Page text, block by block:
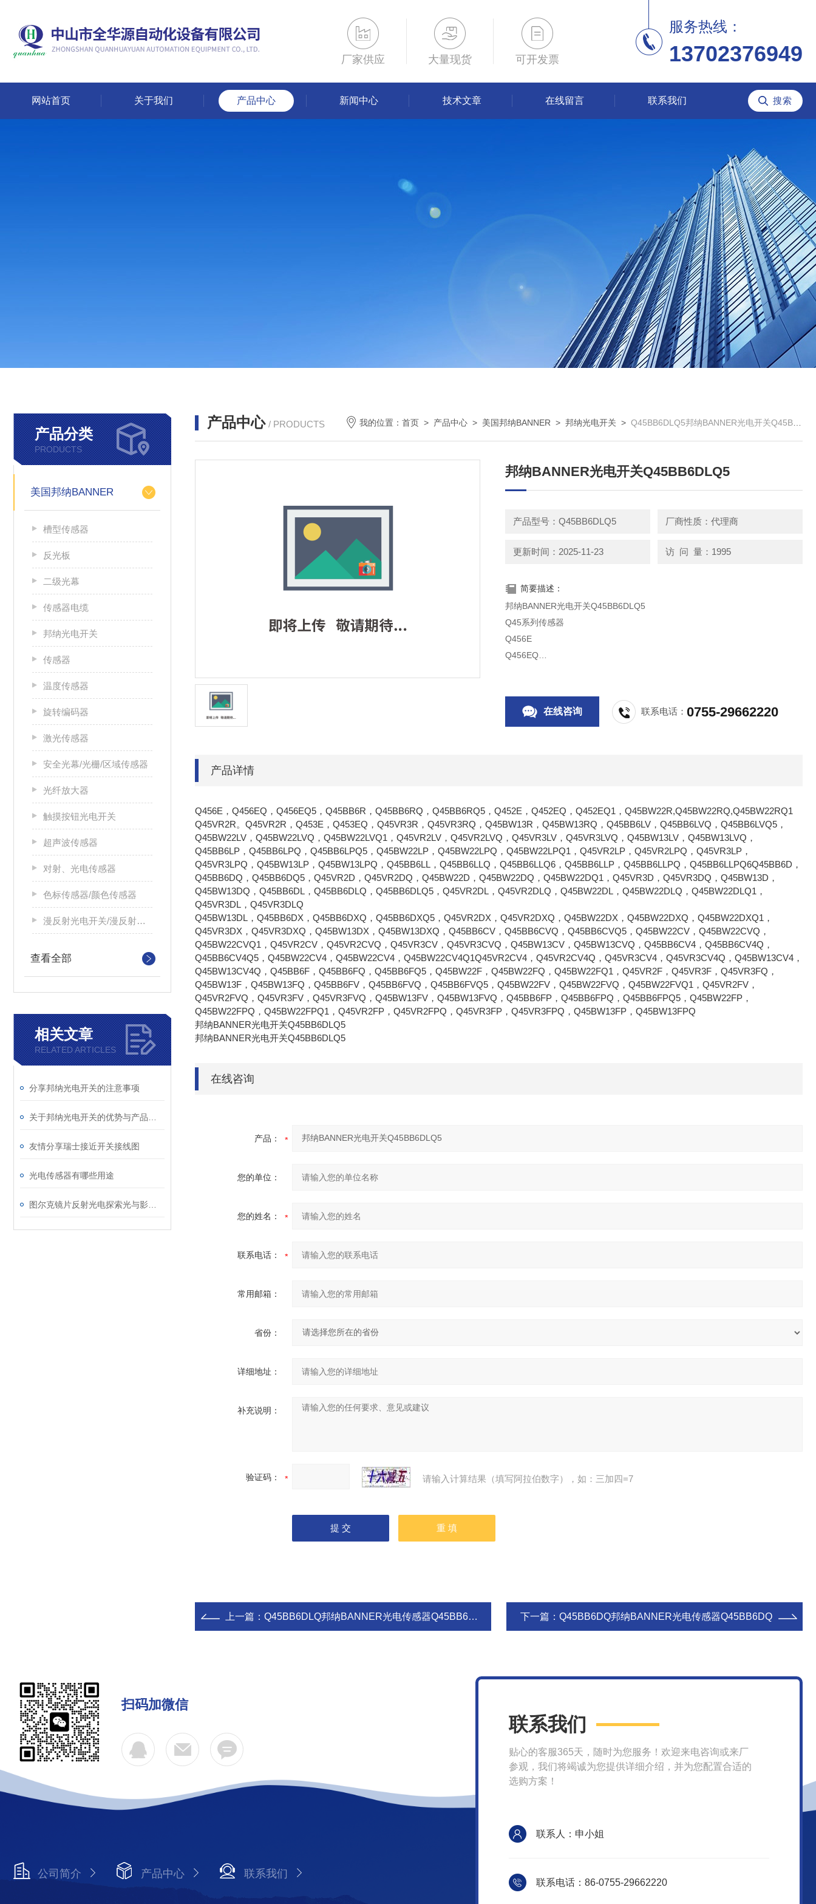
厂家供应 大量现货 可开发票
服务热线：
13702376949
网站首页 关于我们 产品中心 新闻中心 技术文章 在线留言 联系我们
产品分类
PRODUCTS
美国邦纳BANNER
槽型传感器
反光板
二级光幕
传感器电缆
邦纳光电开关
传感器
温度传感器
旋转编码器
激光传感器
安全光幕/光栅/区域传感器
光纤放大器
触摸按钮光电开关
超声波传感器
对射、光电传感器
色标传感器/颜色传感器
漫反射光电开关/漫反射光电传感器
查看全部
相关文章
RELATED ARTICLES
分享邦纳光电开关的注意事项
友情分享瑞士接近开关接线图
光电传感器有哪些用途
产品中心 / PRODUCTS 我的位置：首页 > 产品中心 > 美国邦纳BANNER >邦纳光电开关 >Q45BB6DLQ5邦纳BANNER光电开关Q45BB6DLQ5
邦纳BANNER光电开关Q45BB6DLQ5
产品型号：Q45BB6DLQ5 厂商性质：代理商
更新时间：2025-11-23 访 问 量：1995
简要描述：
邦纳BANNER光电开关Q45BB6DLQ5
Q45系列传感器
Q456E
Q456EQ
Q45BB6RQ
Q45BB6RQ5
Q45BW22R
Q45BW22RQ
Q45BW22RQ1
Q453E
Q453EQ
Q45VR3RQ
在线咨询 联系电话：0755-29662220
产品详情
Q456E，Q456EQ，Q456EQ5，Q45BB6R，Q45BB6RQ，Q45BB6RQ5，Q452E，Q452EQ，Q452EQ1，Q45BW22R,Q45BW22RQ,Q45BW22RQ1
Q45VR2R。Q45VR2R，Q453E，Q453EQ，Q45VR3R，Q45VR3RQ，Q45BW13R，Q45BW13RQ，Q45BB6LV，Q45BB6LVQ，Q45BB6LVQ5，
Q45BW22LV，Q45BW22LVQ，Q45BW22LVQ1，Q45VR2LV，Q45VR2LVQ，Q45VR3LV，Q45VR3LVQ，Q45BW13LV，Q45BW13LVQ，
Q45BB6LP，Q45BB6LPQ，Q45BB6LPQ5，Q45BW22LP，Q45BW22LPQ，Q45BW22LPQ1，Q45VR2LP，Q45VR2LPQ，Q45VR3LP，
Q45VR3LPQ，Q45BW13LP，Q45BW13LPQ，Q45BB6LL，Q45BB6LLQ，Q45BB6LLQ6，Q45BB6LLP，Q45BB6LLPQ，Q45BB6LLPQ6Q45BB6D，
Q45BB6DQ，Q45BB6DQ5，Q45VR2D，Q45VR2DQ，Q45BW22D，Q45BW22DQ，Q45BW22DQ1，Q45VR3D，Q45VR3DQ，Q45BW13D，
Q45BW13DQ，Q45BB6DL，Q45BB6DLQ，Q45BB6DLQ5，Q45VR2DL，Q45VR2DLQ，Q45BW22DL，Q45BW22DLQ，Q45BW22DLQ1，
Q45VR3DL，Q45VR3DLQ
Q45BW13DL，Q45BB6DX，Q45BB6DXQ，Q45BB6DXQ5，Q45VR2DX，Q45VR2DXQ，Q45BW22DX，Q45BW22DXQ，Q45BW22DXQ1，
Q45VR3DX，Q45VR3DXQ，Q45BW13DX，Q45BW13DXQ，Q45BB6CV，Q45BB6CVQ，Q45BB6CVQ5，Q45BW22CV，Q45BW22CVQ，
Q45BW22CVQ1，Q45VR2CV，Q45VR2CVQ，Q45VR3CV，Q45VR3CVQ，Q45BW13CV，Q45BW13CVQ，Q45BB6CV4，Q45BB6CV4Q，
Q45BB6CV4Q5，Q45BW22CV4，Q45BW22CV4，Q45BW22CV4Q1Q45VR2CV4，Q45VR2CV4Q，Q45VR3CV4，Q45VR3CV4Q，Q45BW13CV4，
Q45BW13CV4Q，Q45BB6F，Q45BB6FQ，Q45BB6FQ5，Q45BW22F，Q45BW22FQ，Q45BW22FQ1，Q45VR2F，Q45VR3F，Q45VR3FQ，
Q45BW13F，Q45BW13FQ，Q45BB6FV，Q45BB6FVQ，Q45BB6FVQ5，Q45BW22FV，Q45BW22FVQ，Q45BW22FVQ1，Q45VR2FV，
Q45VR2FVQ，Q45VR3FV，Q45VR3FVQ，Q45BW13FV，Q45BW13FVQ，Q45BB6FP，Q45BB6FPQ，Q45BB6FPQ5，Q45BW22FP，
Q45BW22FPQ，Q45BW22FPQ1，Q45VR2FP，Q45VR2FPQ，Q45VR3FP，Q45VR3FPQ，Q45BW13FP，Q45BW13FPQ
邦纳BANNER光电开关Q45BB6DLQ5
邦纳BANNER光电开关Q45BB6DLQ5
在线咨询
产品：
您的单位：
您的姓名：
联系电话：
常用邮箱：
省份：
详细地址：
补充说明：
验证码： 请输入计算结果（填写阿拉伯数字），如：三加四=7
上一篇： Q45BB6DLQ邦纳BANNER光电传感器Q45BB6DLQ 下一篇： Q45BB6DQ邦纳BANNER光电传感器Q45BB6DQ
扫码加微信
公司简介 产品中心 联系我们
联系我们
贴心的客服365天，随时为您服务！欢迎来电咨询或来厂
参观，我们将竭诚为您提供详细介绍，并为您配置合适的
选购方案！
联系人：申小姐
联系电话：86-0755-29662220